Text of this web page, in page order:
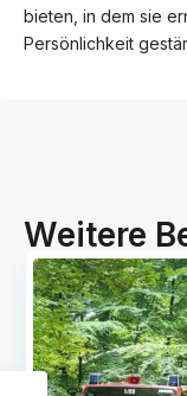
bieten, in dem sie
Persönlichkeit
Weitere